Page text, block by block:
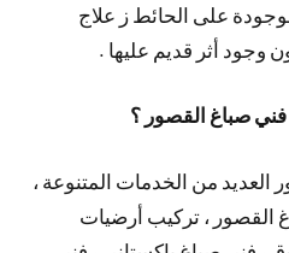
على الحائط ز علاج
وجود أثر قديم عليها .
صباغ القصور ؟
من الخدمات المتنوعة ،
القصور ، تركيب أرضيات